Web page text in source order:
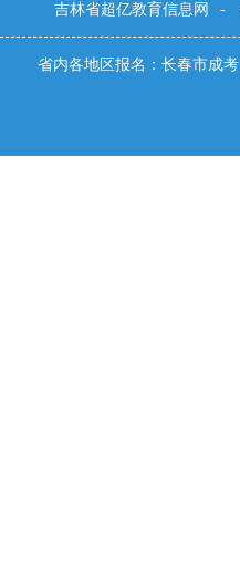
吉林省超亿教育信息网 -
省内各地区报名： 长春市成考